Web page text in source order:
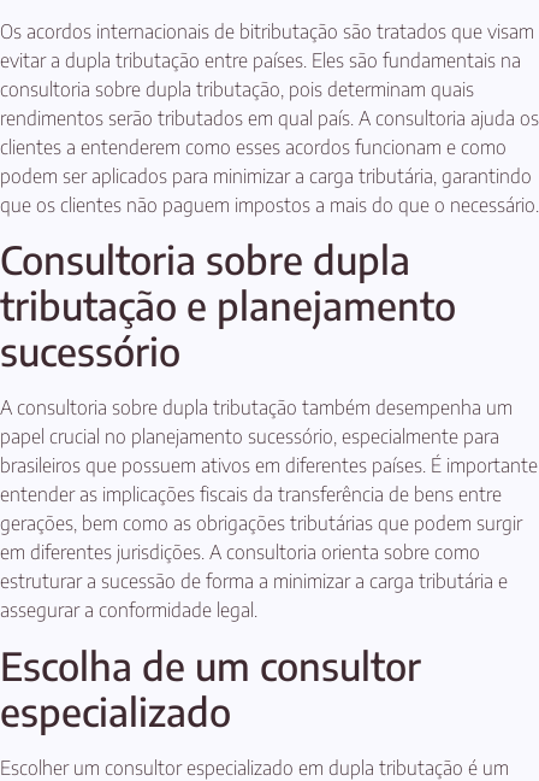
Os acordos internacionais de bitributação são tratados que visam
evitar a dupla tributação entre países. Eles são fundamentais na
consultoria sobre dupla tributação, pois determinam quais
rendimentos serão tributados em qual país. A consultoria ajuda os
clientes a entenderem como esses acordos funcionam e como
podem ser aplicados para minimizar a carga tributária, garantindo
que os clientes não paguem impostos a mais do que o necessário.
Consultoria sobre dupla
tributação e planejamento
sucessório
A consultoria sobre dupla tributação também desempenha um
papel crucial no planejamento sucessório, especialmente para
brasileiros que possuem ativos em diferentes países. É importante
entender as implicações fiscais da transferência de bens entre
gerações, bem como as obrigações tributárias que podem surgir
em diferentes jurisdições. A consultoria orienta sobre como
estruturar a sucessão de forma a minimizar a carga tributária e
assegurar a conformidade legal.
Escolha de um consultor
especializado
Escolher um consultor especializado em dupla tributação é um